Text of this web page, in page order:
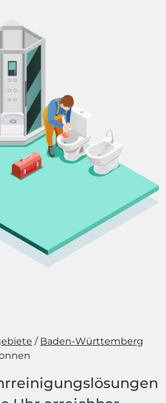
Baden-Württemberg